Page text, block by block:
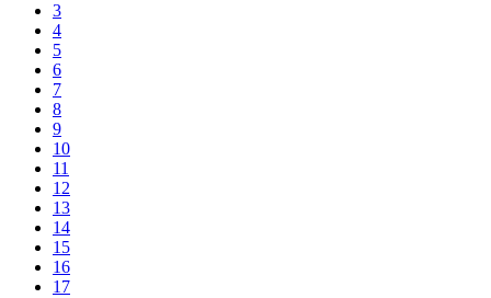
3
4
5
6
7
8
9
10
11
12
13
14
15
16
17